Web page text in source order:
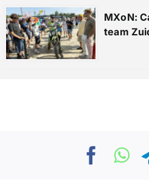
MXoN:
team